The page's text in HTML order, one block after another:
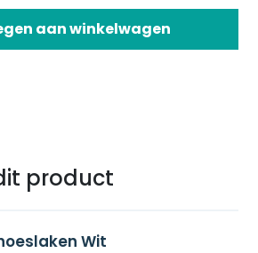
aan winkelwagen
product
Wit